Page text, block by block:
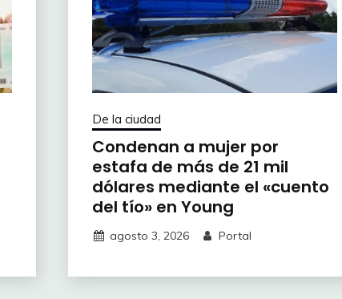
De la ciudad
Condenan a mujer por
estafa de más de 21 mil
dólares mediante el «cuento
del tío» en Young
agosto 3, 2026 Portal